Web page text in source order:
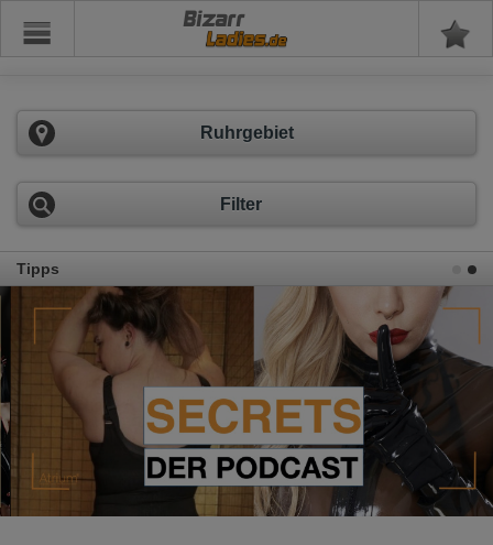
Bizarr
Ruhrgebiet
Filter
Tipps